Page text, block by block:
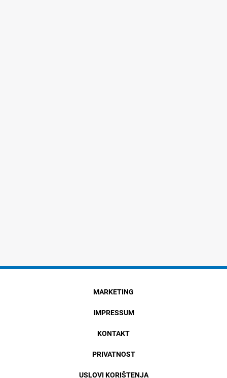
MARKETING
IMPRESSUM
KONTAKT
PRIVATNOST
USLOVI KORIŠTENJA